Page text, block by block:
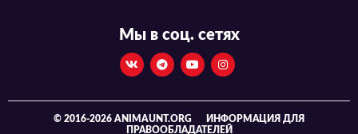
Мы в соц. сетях
© 2016-2026 ANIMAUNT.ORG
ИНФОРМАЦИЯ ДЛЯ
ПРАВООБЛАДАТЕЛЕЙ